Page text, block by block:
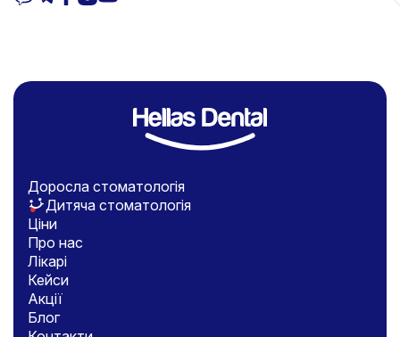
Доросла стоматологія
Дитяча стоматологія
Ціни
Про нас
Лікарі
Кейси
Акції
Блог